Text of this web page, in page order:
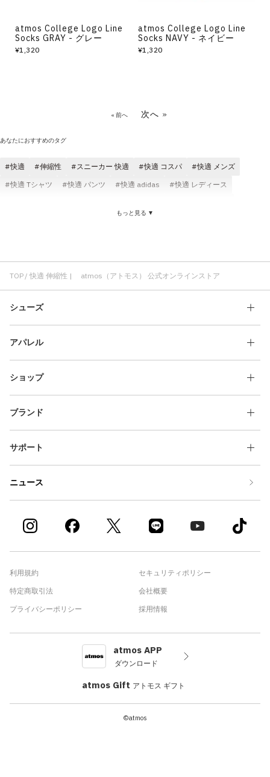
atmos College Logo Line
Socks GRAY - グレー
¥1,320
atmos College Logo Line
Socks NAVY - ネイビー
¥1,320
« 前へ 次へ »
あなたにおすすめのタグ
快適 伸縮性 スニーカー 快適 快適 コスパ
快適 メンズ
快適 Tシャツ
快適 パンツ 快適 adidas
快適 レディース
もっと見る ▼
TOP 快適 伸縮性 | atmos（アトモス） 公式オンラインストア
シューズ
アパレル
ショップ
ブランド
サポート
ニュース
利用規約
特定商取引法
プライバシーポリシー
セキュリティポリシー
会社概要
採用情報
atmos APP
ダウンロード
atmos Gift アトモス ギフト
©atmos